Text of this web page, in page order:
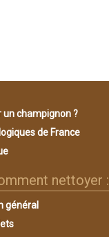
champignon ?
de France
nettoyer :
général